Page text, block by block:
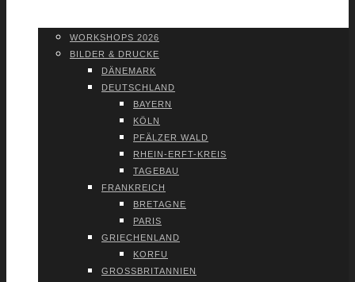
WORK­SHOPS 2026
BIL­DER & DRU­CKE
DÄNE­MARK
DEUTSCH­LAND
BAY­ERN
KÖLN
PFÄL­ZER WALD
RHEIN-ERFT-KREIS
TAGE­BAU
FRANK­REICH
BRE­TA­GNE
PARIS
GRIE­CHEN­LAND
KOR­FU
GROSS­BRI­TAN­NI­EN